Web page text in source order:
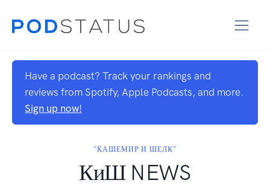
Have a podcast? Track your rankings and
reviews from Spotify, Apple Podcasts, and more.
Sign up now!
"КАШЕМИР И ШЕЛК"
КиШ NEWS